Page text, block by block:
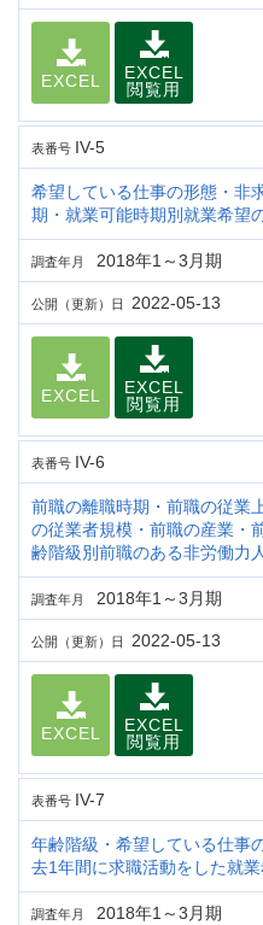
EXCEL
EXCEL
閲覧用
表番号 IV-5
希望している仕事の形態・非
期・就業可能時期別就業希望
調査年月 2018年1～3月期
公開（更新）日 2022-05-13
EXCEL
EXCEL
閲覧用
表番号 IV-6
前職の離職時期・前職の従業
の従業者規模・前職の産業・
齢階級別前職のある非労働力
調査年月 2018年1～3月期
公開（更新）日 2022-05-13
EXCEL
EXCEL
閲覧用
表番号 IV-7
年齢階級・希望している仕事
去1年間に求職活動をした就
調査年月 2018年1～3月期